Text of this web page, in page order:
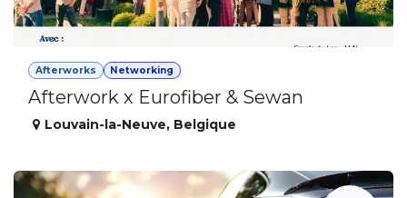
Afterworks Networking
Afterwork x Eurofiber & Sewan
Louvain-la-Neuve, Belgique